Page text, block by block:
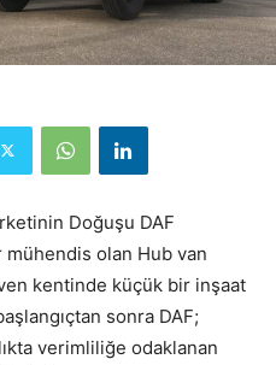
Doğuşu DAF
mühendis olan Hub van
kentinde küçük bir inşaat
sonra DAF;
verimliliğe odaklanan